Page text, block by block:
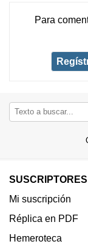
Para
SUSCRIPTORES
Mi suscripción
Réplica en PDF
Hemeroteca